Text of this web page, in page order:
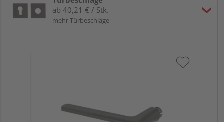
ab 40,21 € / Stk.
mehr Türbeschläge